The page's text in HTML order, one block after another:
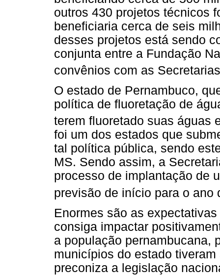
outros 430 projetos técnicos
beneficiaria cerca de seis
desses projetos está sendo
conjunta entre a Fundação
convênios com as
O estado de Pernambuco,
política de fluoretação de
terem fluoretado suas águas
foi um dos estados que
tal política pública, sendo
MS. Sendo assim, a
processo de implantação de
previsão de início para o ano
Enormes são as
consiga impactar
a população pernambucana,
municípios do estado
preconiza a legislação